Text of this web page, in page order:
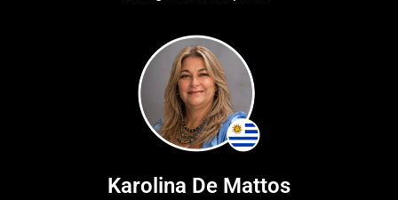
Karolina De Mattos